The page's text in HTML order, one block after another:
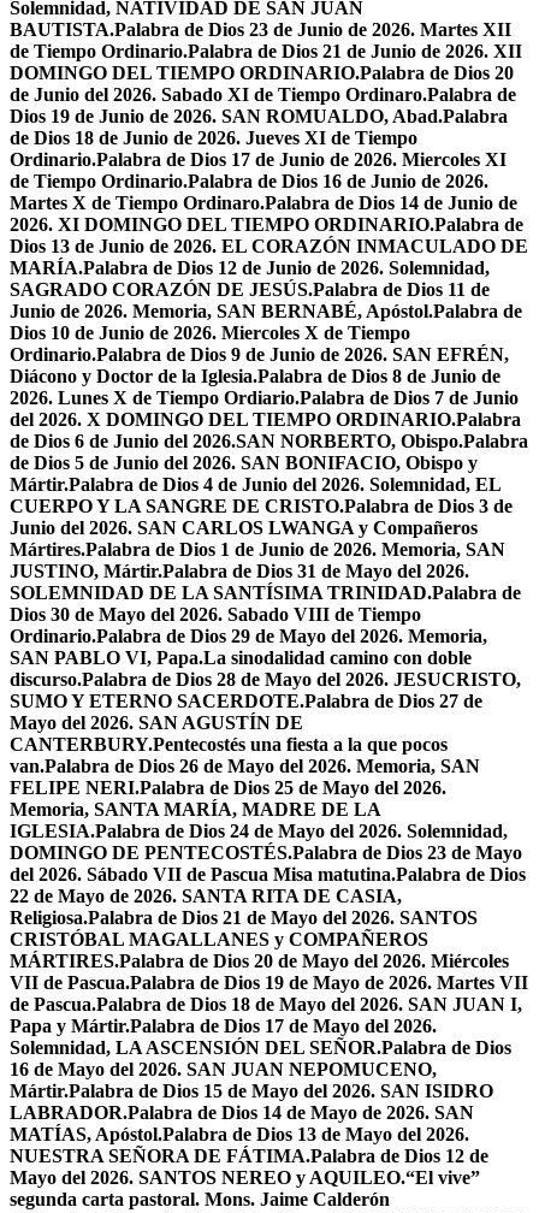
Solemnidad, NATIVIDAD DE SAN JUAN
BAUTISTA.Palabra de Dios 23 de Junio de 2026. Martes XII
de Tiempo Ordinario.Palabra de Dios 21 de Junio de 2026. XII
DOMINGO DEL TIEMPO ORDINARIO.Palabra de Dios 20
de Junio del 2026. Sabado XI de Tiempo Ordinaro.Palabra de
Dios 19 de Junio de 2026. SAN ROMUALDO, Abad.Palabra
de Dios 18 de Junio de 2026. Jueves XI de Tiempo
Ordinario.Palabra de Dios 17 de Junio de 2026. Miercoles XI
de Tiempo Ordinario.Palabra de Dios 16 de Junio de 2026.
Martes X de Tiempo Ordinaro.Palabra de Dios 14 de Junio de
2026. XI DOMINGO DEL TIEMPO ORDINARIO.Palabra de
Dios 13 de Junio de 2026. EL CORAZÓN INMACULADO DE
MARÍA.Palabra de Dios 12 de Junio de 2026. Solemnidad,
SAGRADO CORAZÓN DE JESÚS.Palabra de Dios 11 de
Junio de 2026. Memoria, SAN BERNABÉ, Apóstol.Palabra de
Dios 10 de Junio de 2026. Miercoles X de Tiempo
Ordinario.Palabra de Dios 9 de Junio de 2026. SAN EFRÉN,
Diácono y Doctor de la Iglesia.Palabra de Dios 8 de Junio de
2026. Lunes X de Tiempo Ordiario.Palabra de Dios 7 de Junio
del 2026. X DOMINGO DEL TIEMPO ORDINARIO.Palabra
de Dios 6 de Junio del 2026.SAN NORBERTO, Obispo.Palabra
de Dios 5 de Junio del 2026. SAN BONIFACIO, Obispo y
Mártir.Palabra de Dios 4 de Junio del 2026. Solemnidad, EL
CUERPO Y LA SANGRE DE CRISTO.Palabra de Dios 3 de
Junio del 2026. SAN CARLOS LWANGA y Compañeros
Mártires.Palabra de Dios 1 de Junio de 2026. Memoria, SAN
JUSTINO, Mártir.Palabra de Dios 31 de Mayo del 2026.
SOLEMNIDAD DE LA SANTÍSIMA TRINIDAD.Palabra de
Dios 30 de Mayo del 2026. Sabado VIII de Tiempo
Ordinario.Palabra de Dios 29 de Mayo del 2026. Memoria,
SAN PABLO VI, Papa.La sinodalidad camino con doble
discurso.Palabra de Dios 28 de Mayo del 2026. JESUCRISTO,
SUMO Y ETERNO SACERDOTE.Palabra de Dios 27 de
Mayo del 2026. SAN AGUSTÍN DE
CANTERBURY.Pentecostés una fiesta a la que pocos
van.Palabra de Dios 26 de Mayo del 2026. Memoria, SAN
FELIPE NERI.Palabra de Dios 25 de Mayo del 2026.
Memoria, SANTA MARÍA, MADRE DE LA
IGLESIA.Palabra de Dios 24 de Mayo del 2026. Solemnidad,
DOMINGO DE PENTECOSTÉS.Palabra de Dios 23 de Mayo
del 2026. Sábado VII de Pascua Misa matutina.Palabra de Dios
22 de Mayo de 2026. SANTA RITA DE CASIA,
Religiosa.Palabra de Dios 21 de Mayo del 2026. SANTOS
CRISTÓBAL MAGALLANES y COMPAÑEROS
MÁRTIRES.Palabra de Dios 20 de Mayo del 2026. Miércoles
VII de Pascua.Palabra de Dios 19 de Mayo de 2026. Martes VII
de Pascua.Palabra de Dios 18 de Mayo del 2026. SAN JUAN I,
Papa y Mártir.Palabra de Dios 17 de Mayo del 2026.
Solemnidad, LA ASCENSIÓN DEL SEÑOR.Palabra de Dios
16 de Mayo del 2026. SAN JUAN NEPOMUCENO,
Mártir.Palabra de Dios 15 de Mayo del 2026. SAN ISIDRO
LABRADOR.Palabra de Dios 14 de Mayo de 2026. SAN
MATÍAS, Apóstol.Palabra de Dios 13 de Mayo del 2026.
NUESTRA SEÑORA DE FÁTIMA.Palabra de Dios 12 de
Mayo del 2026. SANTOS NEREO y AQUILEO.“El vive”
segunda carta pastoral. Mons. Jaime Calderón